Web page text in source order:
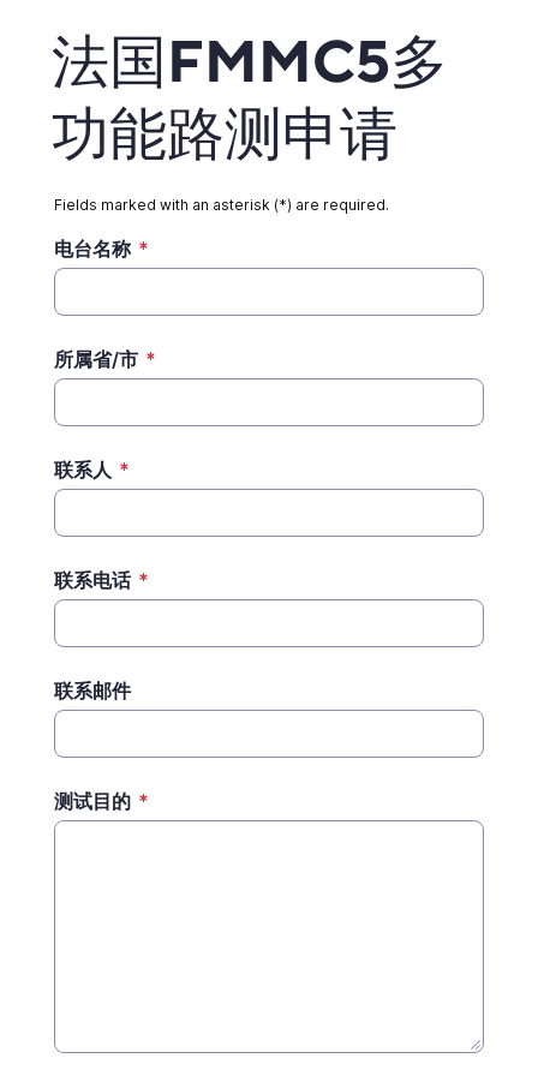
法国FMMC5多
功能路测申请
Fields marked with an asterisk (*) are required.
电台名称 *
所属省/市 *
联系人 *
联系电话 *
联系邮件
测试目的 *